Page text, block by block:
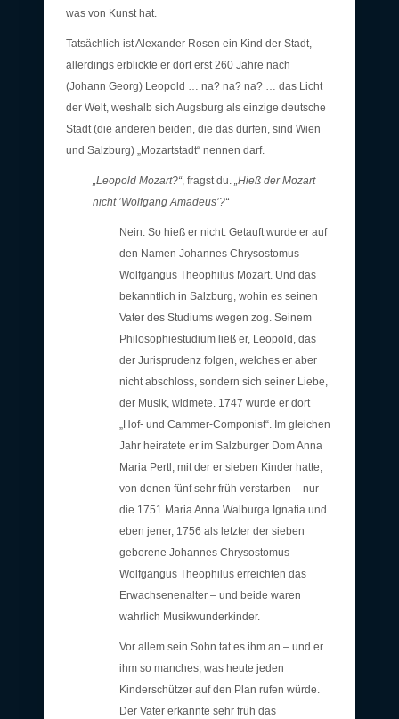
was von Kunst hat.
Tatsächlich ist Alexander Rosen ein Kind der Stadt,
allerdings erblickte er dort erst 260 Jahre nach
(Johann Georg) Leopold … na? na? na? … das Licht
der Welt, weshalb sich Augsburg als einzige deutsche
Stadt (die anderen beiden, die das dürfen, sind Wien
und Salzburg) „Mozartstadt“ nennen darf.
„Leopold Mozart?“, fragst du. „Hieß der Mozart
nicht ’Wolfgang Amadeus’?“
Nein. So hieß er nicht. Getauft wurde er auf
den Namen Johannes Chrysostomus
Wolfgangus Theophilus Mozart. Und das
bekanntlich in Salzburg, wohin es seinen
Vater des Studiums wegen zog. Seinem
Philosophiestudium ließ er, Leopold, das
der Jurisprudenz folgen, welches er aber
nicht abschloss, sondern sich seiner Liebe,
der Musik, widmete. 1747 wurde er dort
„Hof- und Cammer-Componist“. Im gleichen
Jahr heiratete er im Salzburger Dom Anna
Maria Pertl, mit der er sieben Kinder hatte,
von denen fünf sehr früh verstarben – nur
die 1751 Maria Anna Walburga Ignatia und
eben jener, 1756 als letzter der sieben
geborene Johannes Chrysostomus
Wolfgangus Theophilus erreichten das
Erwachsenenalter – und beide waren
wahrlich Musikwunderkinder.
Vor allem sein Sohn tat es ihm an – und er
ihm so manches, was heute jeden
Kinderschützer auf den Plan rufen würde.
Der Vater erkannte sehr früh das